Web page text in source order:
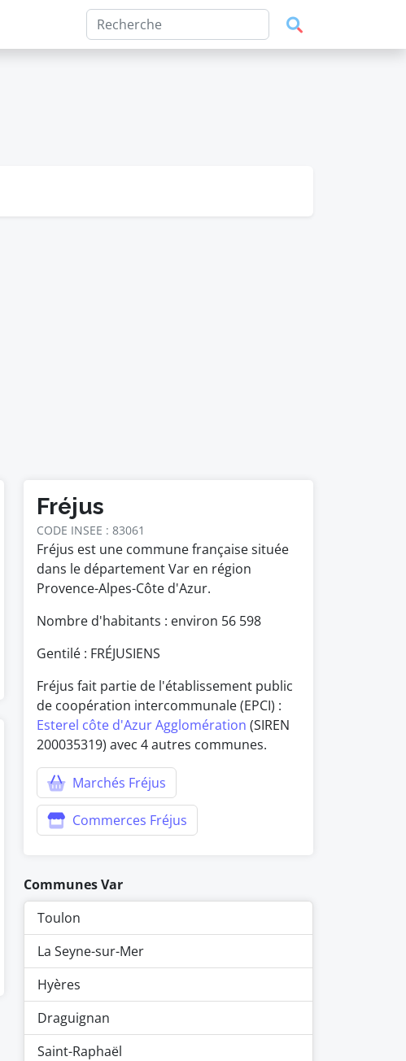
Fréjus
CODE INSEE : 83061
Fréjus est une commune française située
dans le département Var en région
Provence-Alpes-Côte d'Azur.
Nombre d'habitants : environ 56 598
Gentilé : FRÉJUSIENS
Fréjus fait partie de l'établissement public
de coopération intercommunale (EPCI) :
Esterel côte d'Azur Agglomération (SIREN
200035319) avec 4 autres communes.
Marchés Fréjus
Commerces Fréjus
Communes Var
Toulon
La Seyne-sur-Mer
Hyères
Draguignan
Saint-Raphaël